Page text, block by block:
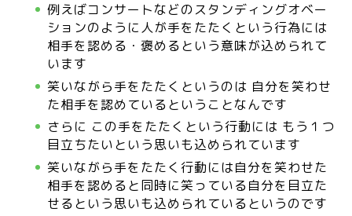
例えばコンサートなどのスタンディングオベー
ションのように人が手をたたくという行為には
相手を認める・褒めるという意味が込められて
います
笑いながら手をたたくというのは 自分を笑わせ
た相手を認めているということなんです
さらに この手をたたくという行動には もう１つ
目立ちたいという思いも込められています
笑いながら手をたたく行動には自分を笑わせた
相手を認めると同時に笑っている自分を目立た
せるという思いも込められているというのです